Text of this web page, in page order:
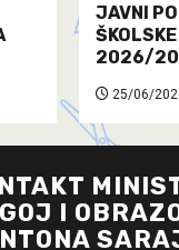
JAVNI
2026/
25/06/
I